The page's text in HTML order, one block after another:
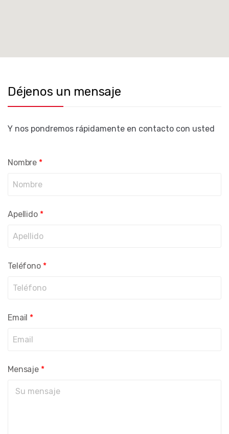
Déjenos un mensaje
Y nos pondremos rápidamente en contacto con usted
Nombre *
Apellido *
Teléfono *
Email *
Mensaje *